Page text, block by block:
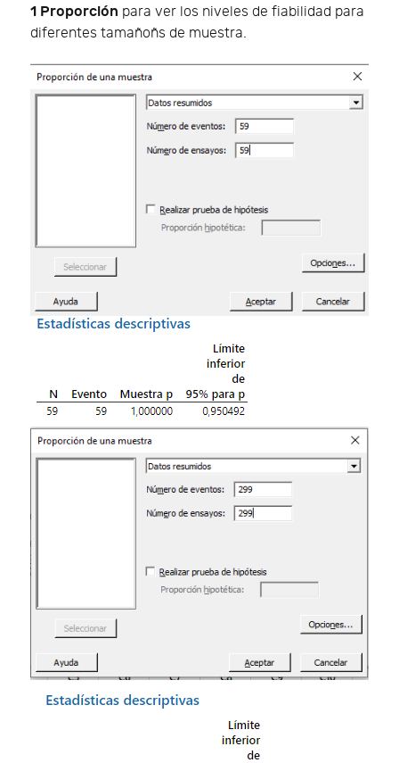
1 Proporción para ver los niveles de fiabilidad para
diferentes tamañoñs de muestra.